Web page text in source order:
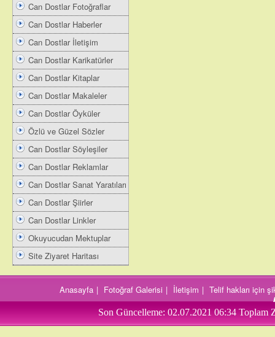
Can Dostlar Fotoğraflar
Can Dostlar Haberler
Can Dostlar İletişim
Can Dostlar Karikatürler
Can Dostlar Kitaplar
Can Dostlar Makaleler
Can Dostlar Öyküler
Özlü ve Güzel Sözler
Can Dostlar Söyleşiler
Can Dostlar Reklamlar
Can Dostlar Sanat Yaratıları
Can Dostlar Şiirler
Can Dostlar Linkler
Okuyucudan Mektuplar
Site Ziyaret Haritası
Anasayfa | Fotoğraf Galerisi | İletişim | Telif hakları için
Son Güncelleme: 02.07.2021 06:34 Toplam